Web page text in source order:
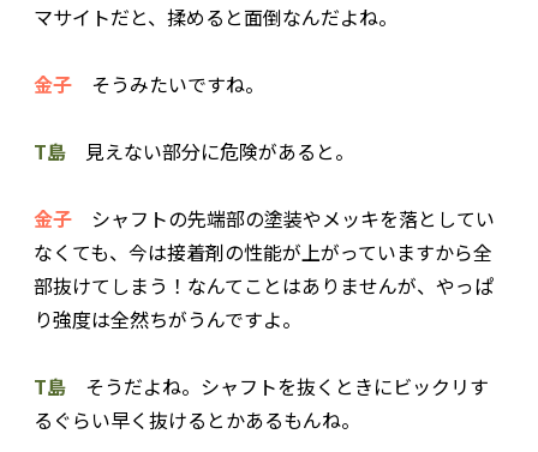
マサイトだと、揉めると面倒なんだよね。
金子 そうみたいですね。
T島 見えない部分に危険があると。
金子 シャフトの先端部の塗装やメッキを落としてい
なくても、今は接着剤の性能が上がっていますから全
部抜けてしまう！なんてことはありませんが、やっぱ
り強度は全然ちがうんですよ。
T島 そうだよね。シャフトを抜くときにビックリす
るぐらい早く抜けるとかあるもんね。